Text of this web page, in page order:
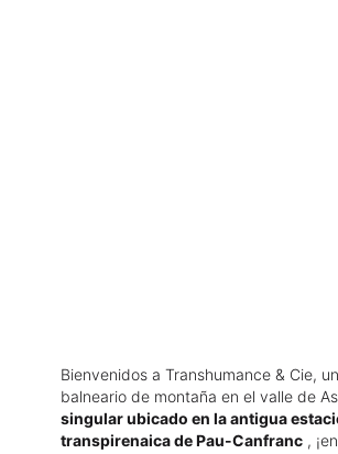
Bienvenidos a Transhumance & Cie,
balneario de montaña en el valle de
singular ubicado en la antigua
transpirenaica de Pau-Canfranc ,